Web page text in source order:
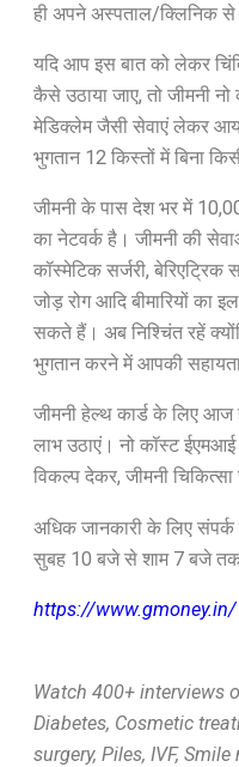
ही अपने अस्पताल/क्लिनिक से
यदि आप इस बात को लेकर
कैसे उठाया जाए, तो जीमनी
मेडिक्लेम जैसी सेवाएं लेकर
भुगतान 12 किस्तों में बिना
जीमनी के पास देश भर में
का नेटवर्क है। जीमनी की
कॉस्मेटिक सर्जरी, बेरिएट्रिक
जोड़ रोग आदि बीमारियों का
सकते हैं। अब निश्चिंत रहें
भुगतान करने में आपकी
जीमनी हेल्थ कार्ड के लिए
लाभ उठाएं। नो कॉस्ट
विकल्प देकर, जीमनी
अधिक जानकारी के लिए
सुबह 10 बजे से शाम 7 बजे
https://www.gmoney.in/
Watch 400+ interviews
Diabetes, Cosmetic
surgery, Piles, IVF,